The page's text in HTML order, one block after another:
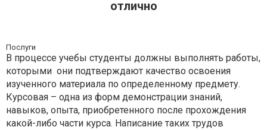
отлично
Послуги
В процессе учебы студенты должны выполнять работы,
которыми они подтверждают качество освоения
изученного материала по определенному предмету.
Курсовая – одна из форм демонстрации знаний,
навыков, опыта, приобретенного после прохождения
какой-либо части курса. Написание таких трудов